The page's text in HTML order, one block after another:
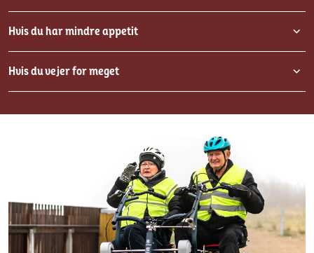
Hvis du har mindre appetit
Hvis du vejer for meget